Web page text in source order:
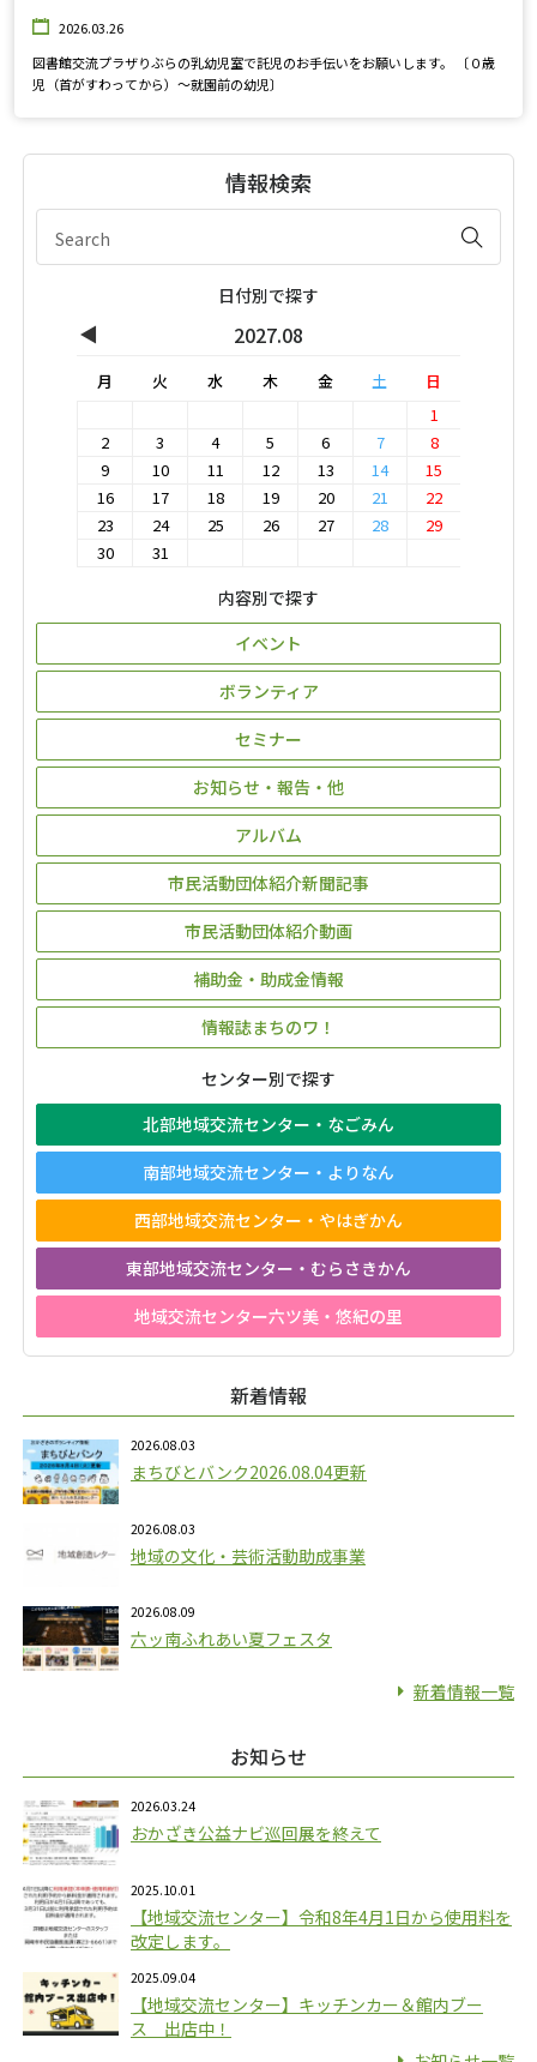
2026.03.26
図書館交流プラザりぶらの乳幼児室で託児のお手伝いをお願いします。 〔０歳
児（首がすわってから）～就園前の幼児〕
情報検索
日付別で探す
◀ 2027.08
月 火 水 木 金 土
日
1
2
3 4 5 6 7
8
9
10 11 12 13 14
15
16
17 18 19 20 21
22
23
24 25 26 27 28
29
30
31
内容別で探す
イベント
ボランティア
セミナー
お知らせ・報告・他
アルバム
市民活動団体紹介新聞記事
市民活動団体紹介動画
補助金・助成金情報
情報誌まちのワ！
センター別で探す
北部地域交流センター・なごみん
南部地域交流センター・よりなん
西部地域交流センター・やはぎかん
東部地域交流センター・むらさきかん
地域交流センター六ツ美・悠紀の里
新着情報
2026.08.03
まちびとバンク2026.08.04更新
2026.08.03
地域の文化・芸術活動助成事業
2026.08.09
六ッ南ふれあい夏フェスタ
新着情報一覧
お知らせ
2026.03.24
おかざき公益ナビ巡回展を終えて
2025.10.01
【地域交流センター】令和8年4月1日から使用料を
改定します。
2025.09.04
【地域交流センター】キッチンカー＆館内ブー
ス 出店中！